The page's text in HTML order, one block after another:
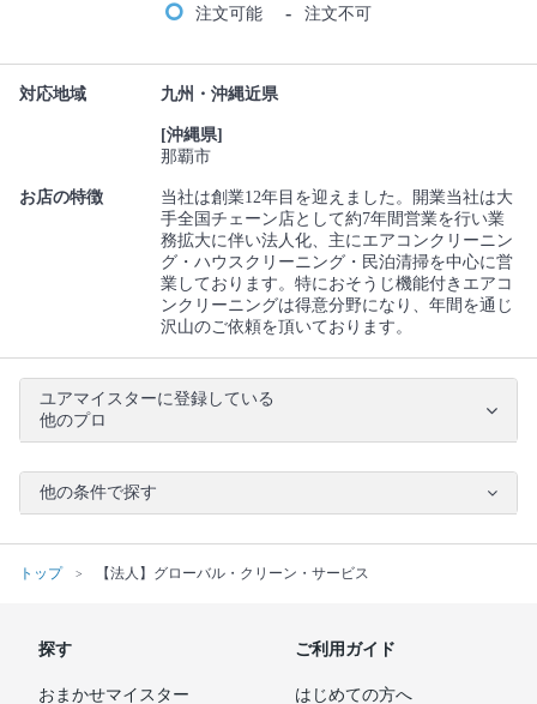
注文可能 - 注文不可
対応地域 九州・沖縄近県
[沖縄県]
那覇市
お店の特徴
当社は創業12年目を迎えました。開業当社は大
手全国チェーン店として約7年間営業を行い業
務拡大に伴い法人化、主にエアコンクリーニン
グ・ハウスクリーニング・民泊清掃を中心に営
業しております。特におそうじ機能付きエアコ
ンクリーニングは得意分野になり、年間を通じ
沢山のご依頼を頂いております。
ユアマイスターに登録している
他のプロ
他の条件で探す
トップ 【法人】グローバル・クリーン・サービス
探す
おまかせマイスター
ご利用ガイド
はじめての方へ